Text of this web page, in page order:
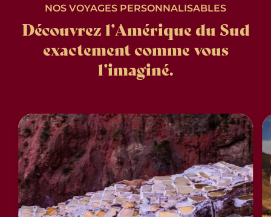
NOS VOYAGES PERSONNALISABLES
Découvrez l’Amérique du Sud
exactement comme vous
l’imaginé.